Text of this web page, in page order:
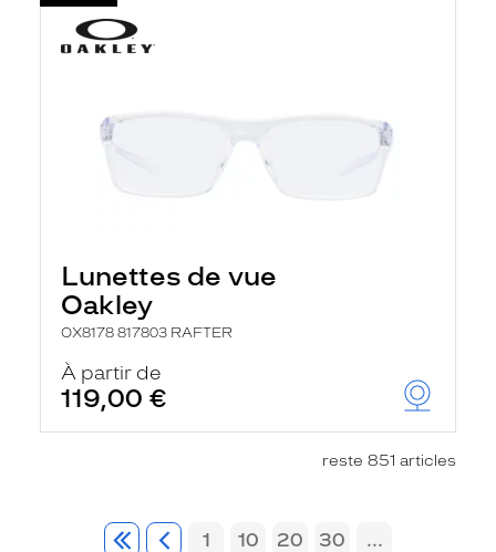
Lunettes de vue
Oakley
OX8178 817803 RAFTER
À partir de
119,00 €
reste 851 articles
1 10 20 30
...